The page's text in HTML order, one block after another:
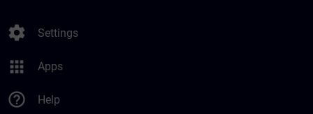
settings Settings
apps Apps
help_outline Help